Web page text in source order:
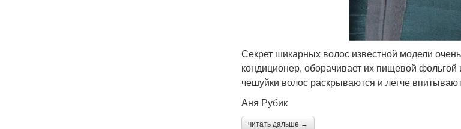
Секрет шикарных волос известной модели
кондиционер, оборачивает их пищевой
чешуйки волос раскрываются и легче
Аня Рубик
читать дальше →